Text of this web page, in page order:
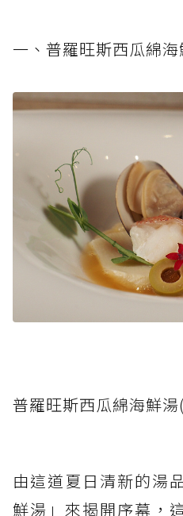
一、普羅旺斯西瓜綿
普羅旺斯西瓜綿海鮮
由這道夏日清新的湯
鮮湯」來揭開序幕，